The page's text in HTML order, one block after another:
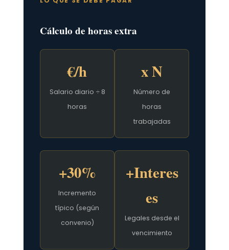
Cálculo de horas extra
€/h
Salario diario ÷ 8
horas
x N
Número de
horas
trabajadas
+30%
Incremento
típico (según
convenio)
+Interes
es
Legales desde el
vencimiento